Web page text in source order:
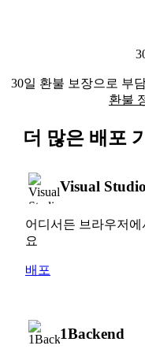
30일 환불 보장으로 부
환불
더 많은 배포
Visual
어디서든 브라우저에
요
배포
1Backend